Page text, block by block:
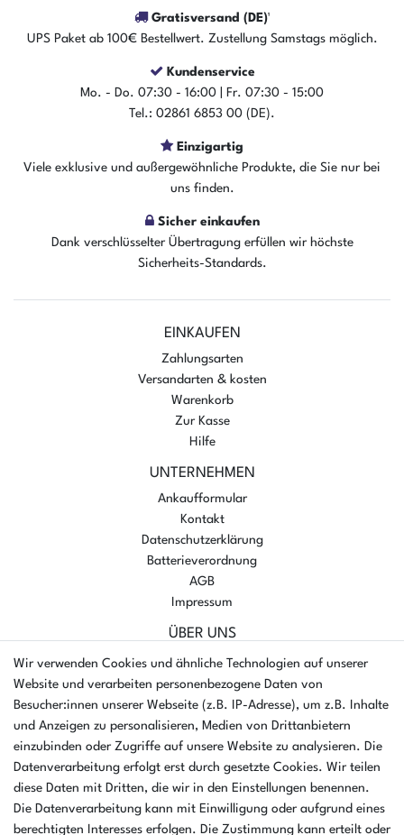
Der Artikel ist sofort verfügbar
In den Warenkorb
Gratisversand (DE)¹
UPS Paket ab 100€ Bestellwert. Zustellung Samstags möglich.
Kundenservice
Mo. - Do. 07:30 - 16:00 | Fr. 07:30 - 15:00
Tel.: 02861 6853 00 (DE).
Einzigartig
Viele exklusive und außergewöhnliche Produkte, die Sie nur bei
uns finden.
Sicher einkaufen
Dank verschlüsselter Übertragung erfüllen wir höchste
Sicherheits-Standards.
EINKAUFEN
Zahlungsarten
Versandarten & kosten
Warenkorb
Zur Kasse
Hilfe
UNTERNEHMEN
Ankaufformular
Kontakt
Datenschutzerklärung
Batterieverordnung
AGB
Impressum
ÜBER UNS
AMIKON GMBH
Einsteinstr. 8a
46325 Borken
Deutschland
Öffnungszeiten Montag - Donnerstag
07:30 - 16:00 Uhr
Öffnungszeiten Freitag
07:30 - 15:00 Uhr
Wir verwenden Cookies und ähnliche Technologien auf unserer
Website und verarbeiten personenbezogene Daten von
Besucher:innen unserer Webseite (z.B. IP-Adresse), um z.B. Inhalte
und Anzeigen zu personalisieren, Medien von Drittanbietern
einzubinden oder Zugriffe auf unsere Website zu analysieren. Die
Datenverarbeitung erfolgt erst durch gesetzte Cookies. Wir teilen
diese Daten mit Dritten, die wir in den Einstellungen benennen.
Die Datenverarbeitung kann mit Einwilligung oder aufgrund eines
berechtigten Interesses erfolgen. Die Zustimmung kann erteilt oder